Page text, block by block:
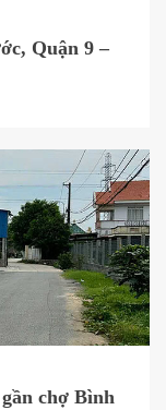
Quận 9 –
chợ Bình